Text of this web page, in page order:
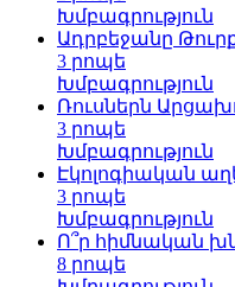
Խմբագրություն
Ադրբեջանը
3 րոպե
Խմբագրություն
Ռուսներն
3 րոպե
Խմբագրություն
Էկոլոգիական
3 րոպե
Խմբագրություն
Ո՞ր հիմնական
8 րոպե